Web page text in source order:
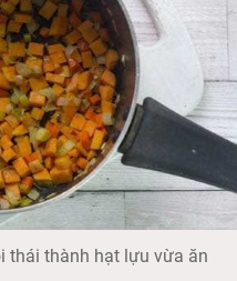
thái thành hạt lựu vừa ăn